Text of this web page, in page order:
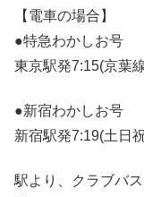
【電車の場合】
●特急わかしお号
東京駅発7:15(京葉
●新宿わかしお号
新宿駅発7:19(土日
駅より、クラブバ